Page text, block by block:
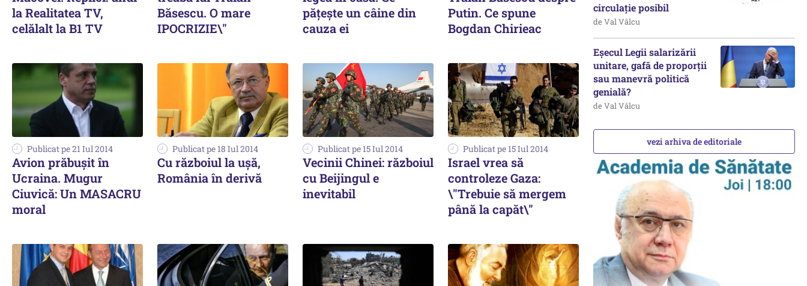
la Realitatea TV,
celălalt la B1 TV
Băsescu. O mare
IPOCRIZIE\"
pățește un câine din
cauza ei
Putin. Ce spune
Bogdan Chirieac
Publicat pe 21 Iul 2014
Avion prăbușit în
Ucraina. Mugur
Ciuvică: Un MASACRU
moral
Publicat pe 18 Iul 2014
Cu războiul la ușă,
România în derivă
Publicat pe 15 Iul 2014
Vecinii Chinei: războiul
cu Beijingul e
inevitabil
Publicat pe 15 Iul 2014
Israel vrea să
controleze Gaza:
\"Trebuie să mergem
până la capăt\"
circulație posibil
de Val Vâlcu
Eșecul Legii salarizării
unitare, gafă de proporții
sau manevră politică
genială?
de Val Vâlcu
vezi arhiva de editoriale